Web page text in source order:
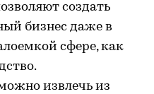
создать
бизнес даже в
сфере, как
извлечь из